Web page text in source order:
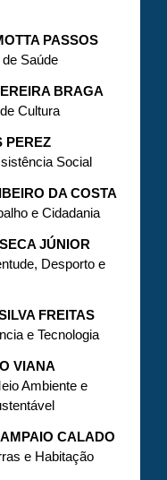
PASSOS
Saúde
BRAGA
Cultura
PEREZ
Social
DA COSTA
e Cidadania
JÚNIOR
Desporto e
FREITAS
e Tecnologia
VIANA
Ambiente e
CALADO
e Habitação